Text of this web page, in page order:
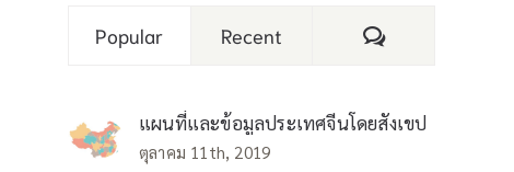
Popular Recent Comments
แผนที่และข้อมูลประเทศจีนโดยสังเขป
ตุลาคม 11th, 2019